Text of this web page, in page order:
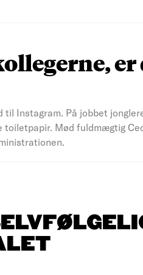
Instagram. På jobbet
toiletpapir. Mød fuldmægtig